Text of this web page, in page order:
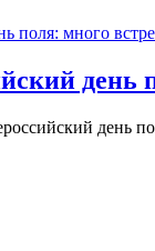
день